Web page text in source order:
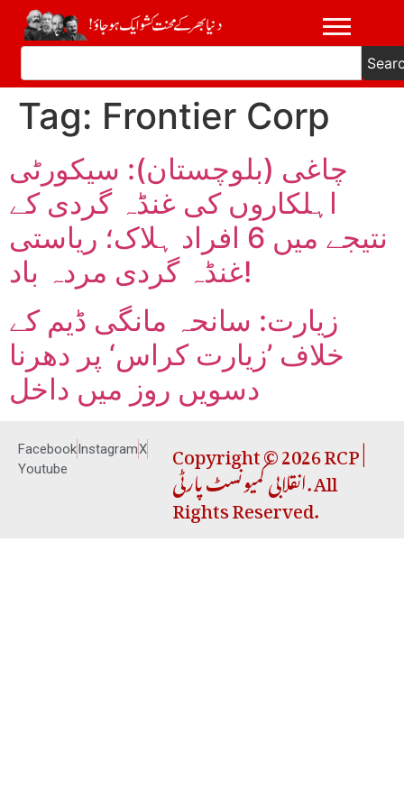
Tag: Frontier Corp
چاغی (بلوچستان): سیکورٹی
اہلکاروں کی غنڈہ گردی کے
نتیجے میں 6 افراد ہلاک؛ ریاستی
غنڈہ گردی مردہ باد!
زیارت: سانحہ مانگی ڈیم کے
خلاف ’زیارت کراس‘ پر دھرنا
دسویں روز میں داخل
FacebookInstagramX
Youtube
Copyright © 2026 RCP |
انقلابی کمیونسٹ پارٹی. All
Rights Reserved.